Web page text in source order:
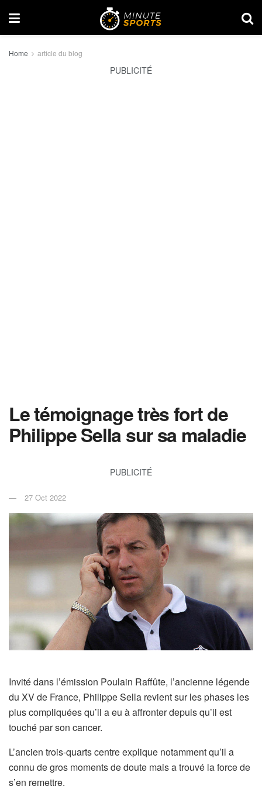
Home article du blog
PUBLICITÉ
Le témoignage très fort de
Philippe Sella sur sa maladie
PUBLICITÉ
27 Oct 2022
Invité dans l’émission Poulain Raffûte, l’ancienne légende
du XV de France, Philippe Sella revient sur les phases les
plus compliquées qu’il a eu à affronter depuis qu’il est
touché par son cancer.
L’ancien trois-quarts centre explique notamment qu’il a
connu de gros moments de doute mais a trouvé la force de
s’en remettre.